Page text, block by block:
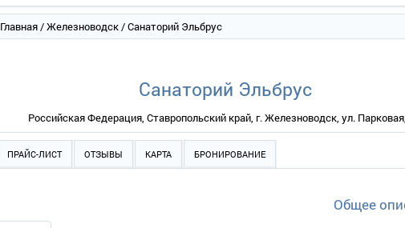
Главная/Железноводск/ Санаторий Эльбрус
Санаторий Эльбрус
Российская Федерация, Ставропольский край, г. Железноводск, ул.
ПРАЙС-ЛИСТ ОТЗЫВЫ КАРТА БРОНИРОВАНИЕ
Общее